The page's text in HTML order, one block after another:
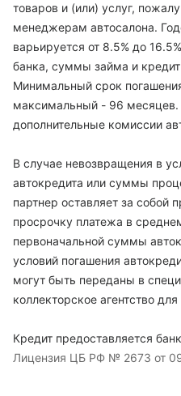
товаров и (или) услуг,
менеджерам автосалона.
варьируется от 8.5% до
банка, суммы займа и
Минимальный срок
максимальный - 96
дополнительные комиссии
В случае невозвращения в
автокредита или суммы
партнер оставляет за собой
просрочку платежа в
первоначальной суммы
условий погашения
могут быть переданы в
коллекторское агентство
Кредит предоставляется
Лицензия ЦБ РФ № 2673 от